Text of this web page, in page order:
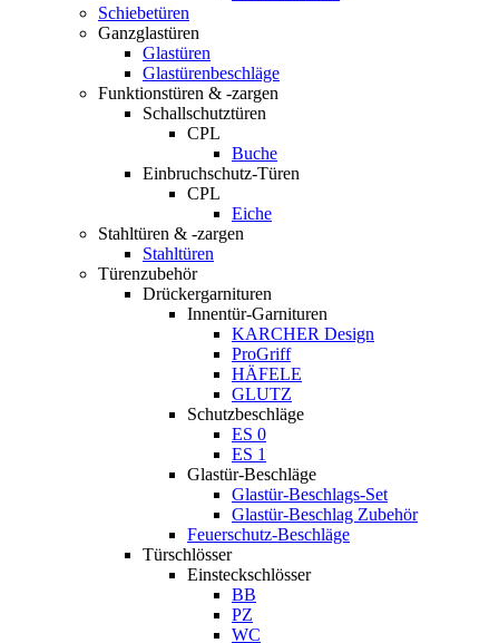
Schiebetüren
Ganzglastüren
Glastüren
Glastürenbeschläge
Funktionstüren & -zargen
Schallschutztüren
CPL
Buche
Einbruchschutz-Türen
CPL
Eiche
Stahltüren & -zargen
Stahltüren
Türenzubehör
Drückergarnituren
Innentür-Garnituren
KARCHER Design
ProGriff
HÄFELE
GLUTZ
Schutzbeschläge
ES 0
ES 1
Glastür-Beschläge
Glastür-Beschlags-Set
Glastür-Beschlag Zubehör
Feuerschutz-Beschläge
Türschlösser
Einsteckschlösser
BB
PZ
WC